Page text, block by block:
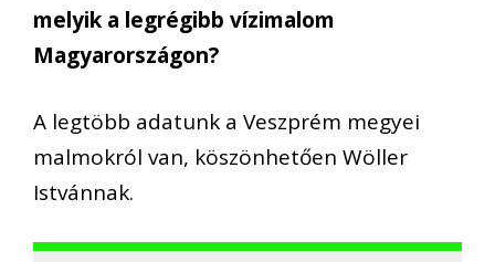
melyik a legrégibb vízimalom
Magyarországon?
A legtöbb adatunk a Veszprém megyei
malmokról van, köszönhetően Wöller
Istvánnak.